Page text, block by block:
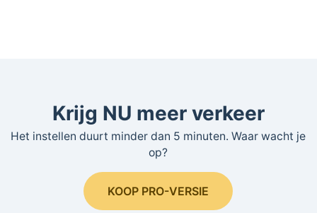
Krijg NU meer verkeer
Het instellen duurt minder dan 5 minuten. Waar wacht je
op?
KOOP PRO-VERSIE